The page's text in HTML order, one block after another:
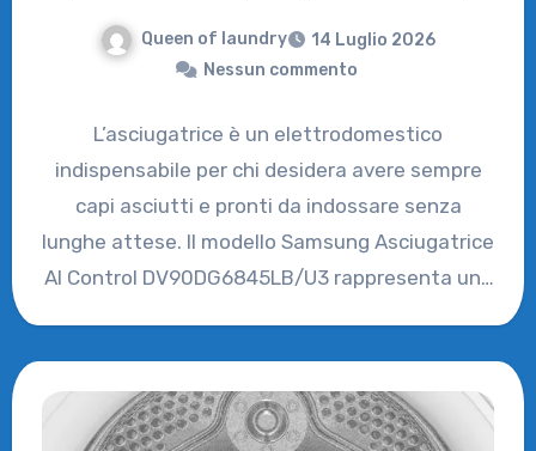
Queen of laundry
14 Luglio 2026
Nessun commento
L’asciugatrice è un elettrodomestico
indispensabile per chi desidera avere sempre
capi asciutti e pronti da indossare senza
lunghe attese. Il modello Samsung Asciugatrice
AI Control DV90DG6845LB/U3 rappresenta una